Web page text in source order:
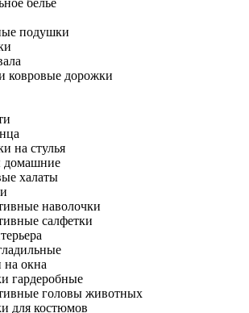
белье
подушки
ковровые дорожки
на стулья
домашние
халаты
наволочки
салфетки
окна
гардеробные
головы животных
для костюмов